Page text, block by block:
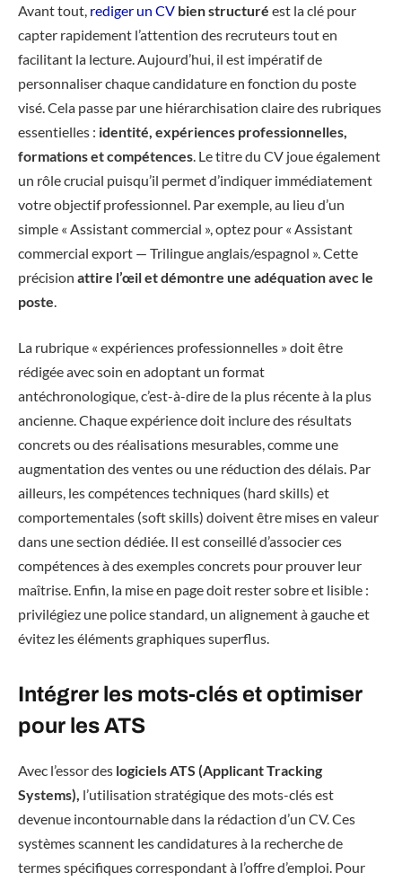
Avant tout, rediger un CV bien structuré est la clé pour
capter rapidement l’attention des recruteurs tout en
facilitant la lecture. Aujourd’hui, il est impératif de
personnaliser chaque candidature en fonction du poste
visé. Cela passe par une hiérarchisation claire des rubriques
essentielles : identité, expériences professionnelles,
formations et compétences . Le titre du CV joue également
un rôle crucial puisqu’il permet d’indiquer immédiatement
votre objectif professionnel. Par exemple, au lieu d’un
simple « Assistant commercial », optez pour « Assistant
commercial export — Trilingue anglais/espagnol ». Cette
précision attire l’œil et démontre une adéquation avec le
poste
La rubrique « expériences professionnelles » doit être
rédigée avec soin en adoptant un format
antéchronologique, c’est-à-dire de la plus récente à la plus
ancienne. Chaque expérience doit inclure des résultats
concrets ou des réalisations mesurables, comme une
augmentation des ventes ou une réduction des délais. Par
ailleurs, les compétences techniques (hard skills) et
comportementales (soft skills) doivent être mises en valeur
dans une section dédiée. Il est conseillé d’associer ces
compétences à des exemples concrets pour prouver leur
maîtrise. Enfin, la mise en page doit rester sobre et lisible :
privilégiez une police standard, un alignement à gauche et
évitez les éléments graphiques superflus.
Intégrer les mots-clés et optimiser
pour les ATS
Avec l’essor des logiciels ATS (Applicant Tracking
Systems), l’utilisation stratégique des mots-clés est
devenue incontournable dans la rédaction d’un CV. Ces
systèmes scannent les candidatures à la recherche de
termes spécifiques correspondant à l’offre d’emploi. Pour